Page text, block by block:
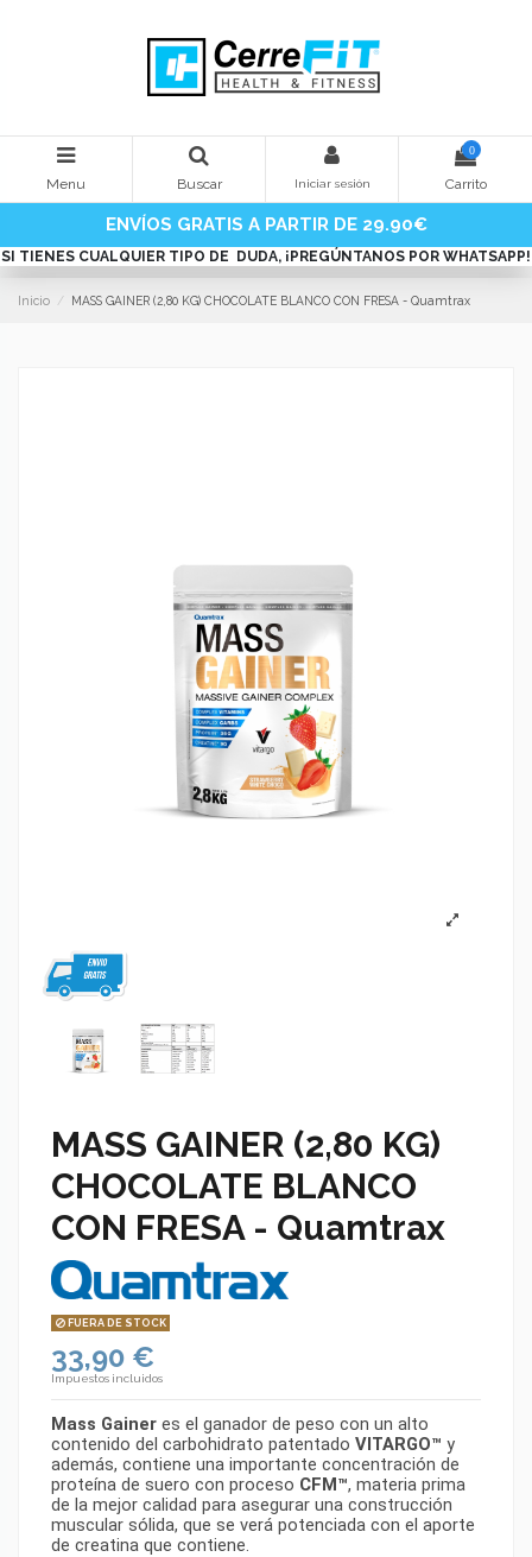
Menu Buscar Iniciar sesión
0
Carrito
ENVÍOS GRATIS A PARTIR DE 29.90€
SI TIENES CUALQUIER TIPO DE DUDA, ¡PREGÚNTANOS POR WHATSAPP!
Inicio MASS GAINER (2,80 KG) CHOCOLATE BLANCO CON FRESA - Quamtrax
MASS GAINER (2,80 KG)
CHOCOLATE BLANCO
CON FRESA - Quamtrax
FUERA DE STOCK
33,90 €
Impuestos incluidos
Mass Gainer es el ganador de peso con un alto
contenido del carbohidrato patentado VITARGO™ y
además, contiene una importante concentración de
proteína de suero con proceso CFM™, materia prima
de la mejor calidad para asegurar una construcción
muscular sólida, que se verá potenciada con el aporte
de creatina que contiene.